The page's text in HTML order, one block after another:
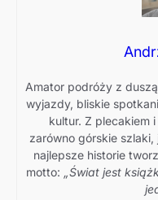
Amator podróży z
wyjazdy, bliskie
kultur. Z plecakiem
zarówno górskie
najlepsze historie
motto: „Świat jest